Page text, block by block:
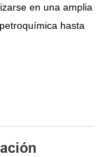
en una amplia
hasta